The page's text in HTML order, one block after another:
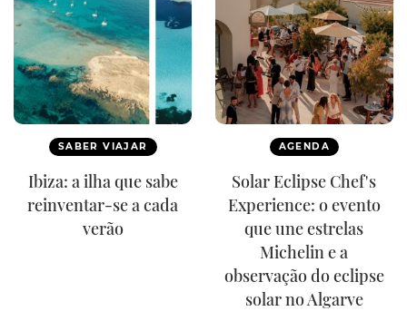
SABER VIAJAR
Ibiza: a ilha que sabe
reinventar-se a cada
verão
AGENDA
Solar Eclipse Chef's
Experience: o evento
que une estrelas
Michelin e a
observação do eclipse
solar no Algarve